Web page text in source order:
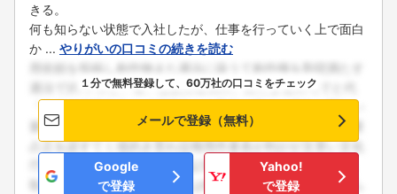
きる。
何も知らない状態で入社したが、仕事を行っていく上で面白
か ... やりがいの口コミの続きを読む
１分で無料登録して、60万社の口コミをチェック
メールで登録（無料）
Google
で登録
Yahoo!
で登録